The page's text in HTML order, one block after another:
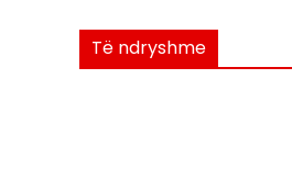
Të ndryshme